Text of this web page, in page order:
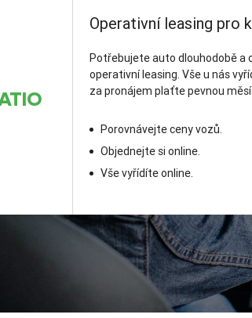
Operativní leasing pro
Potřebujete auto dlouhodobě a
operativní leasing. Vše u nás
za pronájem plaťte pevnou
Porovnávejte ceny vozů.
Objednejte si online.
Vše vyřídíte online.